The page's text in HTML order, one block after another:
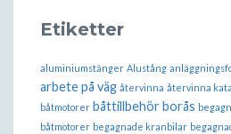
Etiketter
aluminiumstänger Alustång
arbete på väg återvinna återvinna
båtmotorer båttillbehör borås
båtmotorer begagnade kranbilar